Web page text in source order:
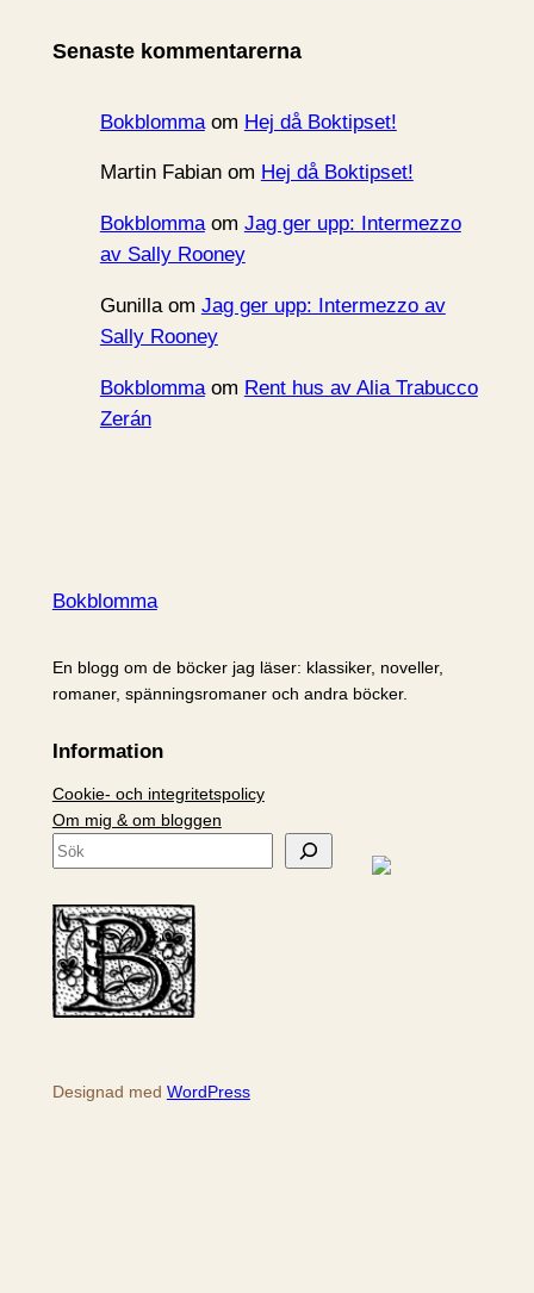
v
Senaste kommentarerna
Bokblommaom Hej då Boktipset!
Martin Fabianom Hej då Boktipset!
Bokblommaom Jag ger upp: Intermezzo
av Sally Rooney
Gunillaom Jag ger upp: Intermezzo av
Sally Rooney
Bokblommaom Rent hus av Alia Trabucco
Zerán
Bokblomma
En blogg om de böcker jag läser: klassiker, noveller,
romaner, spänningsromaner och andra böcker.
Information
Cookie- och integritetspolicy
Om mig & om bloggen
S
k
Designad med WordPress